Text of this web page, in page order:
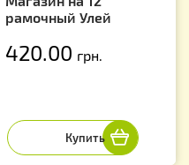
рамочный Улей
420.00 грн.